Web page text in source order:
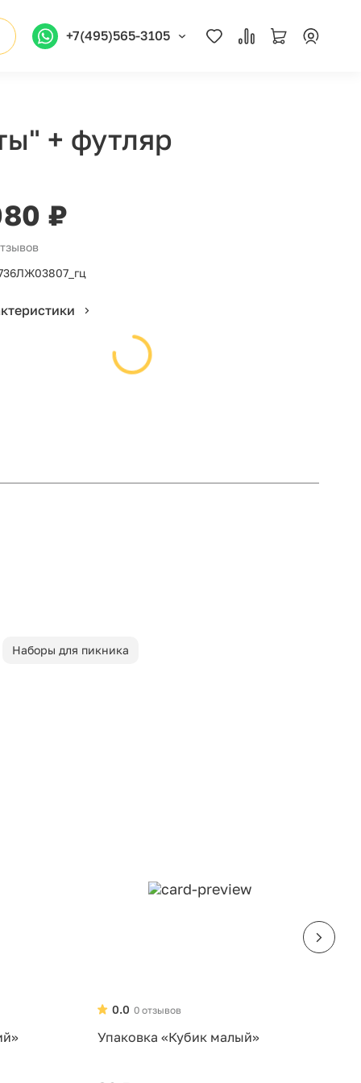
+7(495)565-3105
+ футляр
₽
Наборы для пикника
0 отзывов
0.0
Упаковка «Кубик малый»